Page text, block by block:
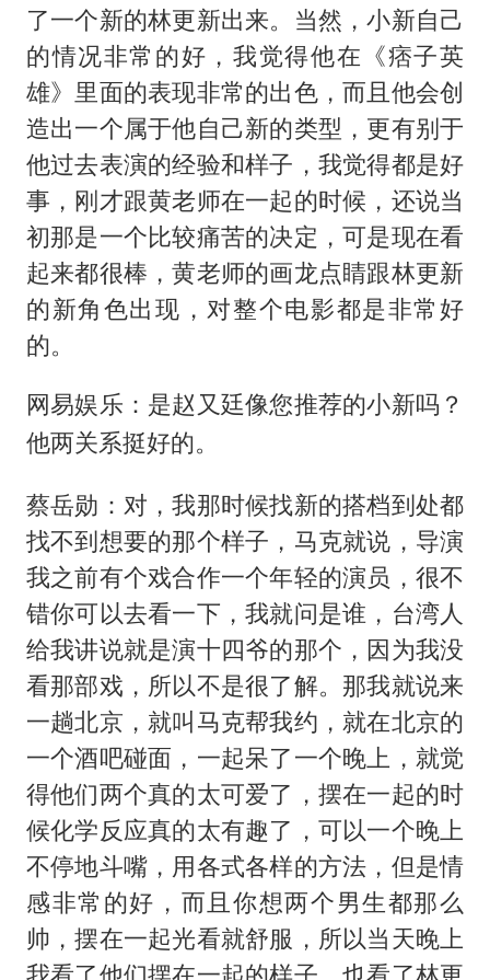
了一个新的林更新出来。当然，小新自己
的情况非常的好，我觉得他在《痞子英
雄》里面的表现非常的出色，而且他会创
造出一个属于他自己新的类型，更有别于
他过去表演的经验和样子，我觉得都是好
事，刚才跟黄老师在一起的时候，还说当
初那是一个比较痛苦的决定，可是现在看
起来都很棒，黄老师的画龙点睛跟林更新
的新角色出现，对整个电影都是非常好
的。
网易娱乐：是赵又廷像您推荐的小新吗？
他两关系挺好的。
蔡岳勋：对，我那时候找新的搭档到处都
找不到想要的那个样子，马克就说，导演
我之前有个戏合作一个年轻的演员，很不
错你可以去看一下，我就问是谁，台湾人
给我讲说就是演十四爷的那个，因为我没
看那部戏，所以不是很了解。那我就说来
一趟北京，就叫马克帮我约，就在北京的
一个酒吧碰面，一起呆了一个晚上，就觉
得他们两个真的太可爱了，摆在一起的时
候化学反应真的太有趣了，可以一个晚上
不停地斗嘴，用各式各样的方法，但是情
感非常的好，而且你想两个男生都那么
帅，摆在一起光看就舒服，所以当天晚上